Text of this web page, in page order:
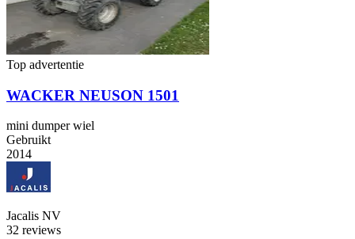
Top advertentie
WACKER NEUSON 1501
mini dumper wiel
Gebruikt
2014
Jacalis NV
32 reviews